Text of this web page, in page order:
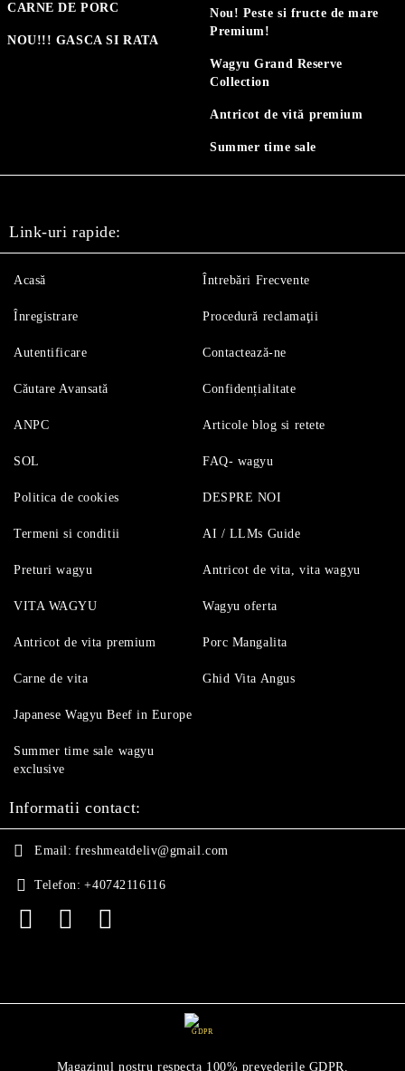
CARNE DE PORC
NOU!!! GASCA SI RATA
Nou! Peste si fructe de mare
Premium!
Wagyu Grand Reserve
Collection
Antricot de vită premium
Summer time sale
Link-uri rapide:
Acasă
Înregistrare
Autentificare
Căutare Avansată
Întrebări Frecvente
Procedură reclamaţii
Contactează-ne
Confidențialitate
ANPC
SOL
Politica de cookies
Termeni si conditii
Articole blog si retete
FAQ- wagyu
DESPRE NOI
AI / LLMs Guide
Preturi wagyu
VITA WAGYU
Antricot de vita premium
Carne de vita
Antricot de vita, vita wagyu
Wagyu oferta
Porc Mangalita
Ghid Vita Angus
Japanese Wagyu Beef in Europe
Summer time sale wagyu
exclusive
Informatii contact:
Email: freshmeatdeliv@gmail.com
Telefon: +40742116116
GDPR
Magazinul nostru respecta 100% prevederile GDPR.